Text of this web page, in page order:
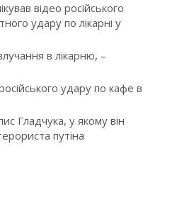
відео російського
удару по лікарні у
в лікарню, –
удару по кафе в
Гладчука, у якому він
путіна